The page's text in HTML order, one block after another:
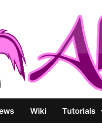
Wiki Tutorials